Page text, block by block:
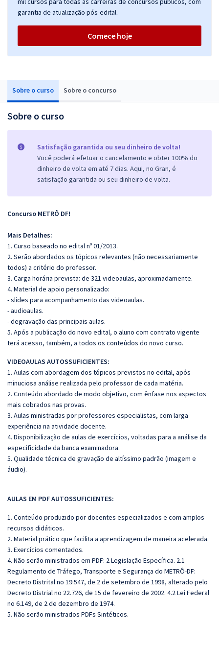
Sobre o curso Sobre o concurso
Sobre o curso
Satisfação garantida ou seu dinheiro de volta!
Você poderá efetuar o cancelamento e obter 100% do
dinheiro de volta em até 7 dias. Aqui, no Gran, é
satisfação garantida ou seu dinheiro de volta.
Concurso METRÔ DF!
Mais Detalhes:
1. Curso baseado no edital nº 01/2013.
2. Serão abordados os tópicos relevantes (não necessariamente
todos) a critério do professor.
3. Carga horária prevista: de 321 videoaulas, aproximadamente.
4. Material de apoio personalizado:
- slides para acompanhamento das videoaulas.
- audioaulas.
- degravação das principais aulas.
5. Após a publicação do novo edital, o aluno com contrato vigente
terá acesso, também, a todos os conteúdos do novo curso.
VIDEOAULAS AUTOSSUFICIENTES:
1. Aulas com abordagem dos tópicos previstos no edital, após
minuciosa análise realizada pelo professor de cada matéria.
2. Conteúdo abordado de modo objetivo, com ênfase nos aspectos
mais cobrados nas provas.
3. Aulas ministradas por professores especialistas, com larga
experiência na atividade docente.
4. Disponibilização de aulas de exercícios, voltadas para a análise da
especificidade da banca examinadora.
5. Qualidade técnica de gravação de altíssimo padrão (imagem e
áudio).
AULAS EM PDF AUTOSSUFICIENTES:
1. Conteúdo produzido por docentes especializados e com amplos
recursos didáticos.
2. Material prático que facilita a aprendizagem de maneira acelerada.
3. Exercícios comentados.
4. Não serão ministrados em PDF: 2 Legislação Específica. 2.1
Regulamento de Tráfego, Transporte e Segurança do METRÔ-DF:
Decreto Distrital no 19.547, de 2 de setembro de 1998, alterado pelo
Decreto Distrial no 22.726, de 15 de fevereiro de 2002. 4.2 Lei Federal
no 6.149, de 2 de dezembro de 1974.
5. Não serão ministrados PDFs Sintéticos.
garantia de atualização pós-edital.
Comece hoje